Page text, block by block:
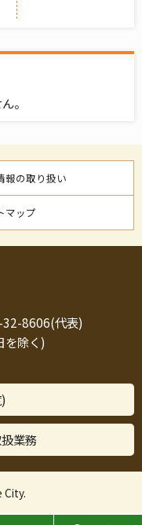
。
報の取り扱い
マップ
8606(代表)
を除く)
業務